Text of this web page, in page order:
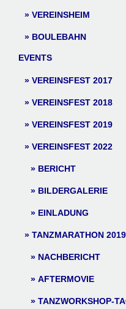
VEREINSHEIM
BOULEBAHN
EVENTS
VEREINSFEST 2017
VEREINSFEST 2018
VEREINSFEST 2019
VEREINSFEST 2022
BERICHT
BILDERGALERIE
EINLADUNG
TANZMARATHON 2019
NACHBERICHT
AFTERMOVIE
TANZWORKSHOP-